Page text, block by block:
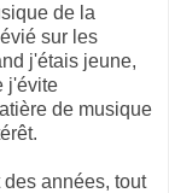
de la
sur les
j'étais jeune,
j'évite
de musique
années, tout